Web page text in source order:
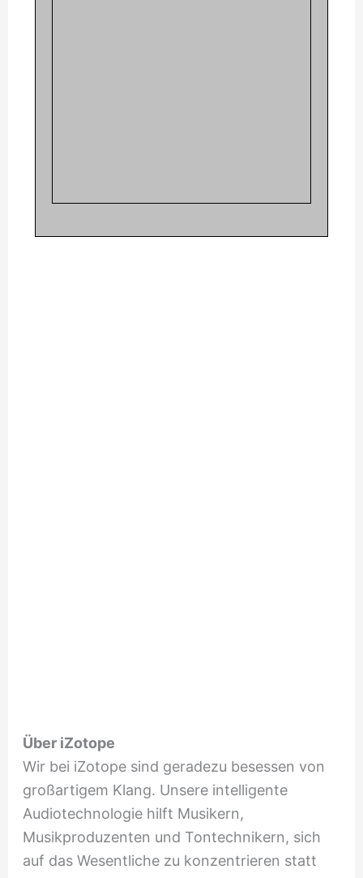
Über iZotope
Wir bei iZotope sind geradezu besessen von
großartigem Klang. Unsere intelligente
Audiotechnologie hilft Musikern,
Musikproduzenten und Tontechnikern, sich
auf das Wesentliche zu konzentrieren statt